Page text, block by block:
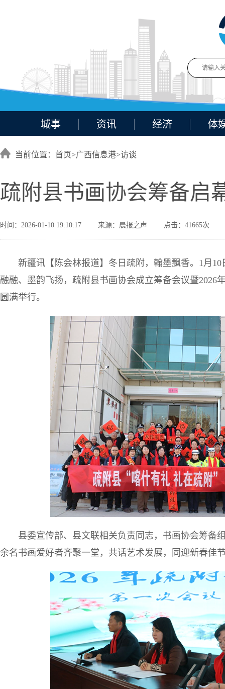
城事 资讯 经济 体
当前位置：首页>广西信息港>访谈
疏附县书画协会筹备启
时间：2026-01-10 19:10:17 来源：晨报之声 点击：41665次
新疆讯【陈会林报道】冬日疏附，翰墨飘香。1月
融融、墨韵飞扬，疏附县书画协会成立筹备会议暨2026
圆满举行。
县委宣传部、县文联相关负责同志，书画协会筹备
余名书画爱好者齐聚一堂，共话艺术发展，同迎新春佳